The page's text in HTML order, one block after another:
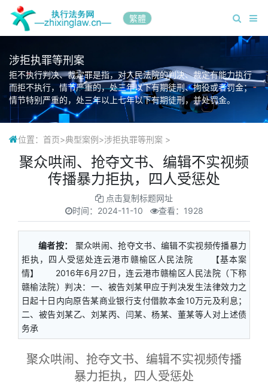
繁體
涉拒执罪等刑案
拒不执行判决、裁定罪是指，对人民法院的判决、裁定有能力执行
而拒不执行，情节严重的，处三年以下有期徒刑、拘役或者罚金；
情节特别严重的，处三年以上七年以下有期徒刑，并处罚金。
位置： 首页>典型案例 >涉拒执罪等刑案 >
聚众哄闹、抢夺文书、编辑不实视频
传播暴力拒执，四人受惩处
点击复制标题网址
时间： 2024-11-10 查看：1928
编者按：
聚众哄闹、抢夺文书、编辑不实视频传播暴力
拒执，四人受惩处连云港市赣榆区人民法院 【基本案
情】 2016年6月27日，连云港市赣榆区人民法院（下称
赣榆法院）判决：一、被告刘某甲应于判决发生法律效力之
日起十日内向原告某商业银行支付借款本金10万元及利息；
二、被告刘某乙、刘某丙、闫某、杨某、董某等人对上述债
务承
聚众哄闹、抢夺文书、编辑不实视频传播
暴力拒执，四人受惩处